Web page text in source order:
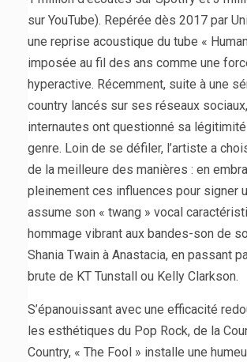
sur YouTube). Repérée dès 2017 par
une reprise acoustique du tube «
imposée au fil des ans comme une
hyperactive. Récemment, suite à une
country lancés sur ses réseaux
internautes ont questionné sa
genre. Loin de se défiler, l’artiste a
de la meilleure des manières : en
pleinement ces influences pour signer
assume son « twang » vocal
hommage vibrant aux bandes-son de
Shania Twain à Anastacia, en passant
brute de KT Tunstall ou Kelly Clarkson.
S’épanouissant avec une efficacité
les esthétiques du Pop Rock, de la
Country, « The Fool » installe une